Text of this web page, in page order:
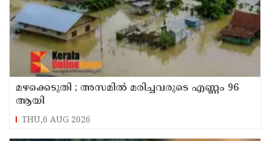
മഴക്കെടുതി ; അസമില്‍ മരിച്ചവരുടെ എണ്ണം 96
ആയി
THU,6 AUG 2026